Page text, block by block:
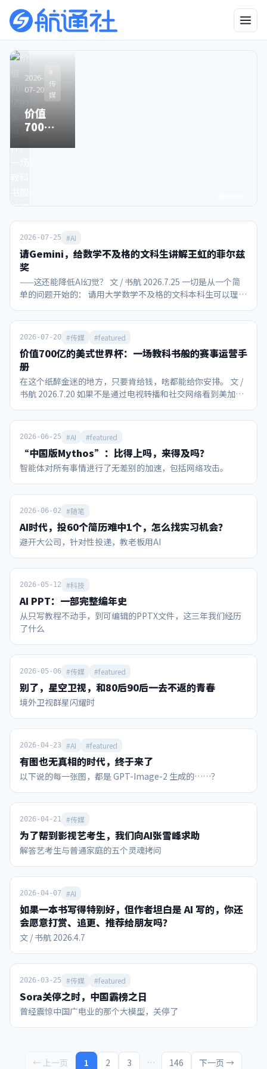
2026-
07-20
#
传
媒
价值
700亿
赛事运
营手册
2026-06-25
“中国版
Mythos”：
比得上吗，
来得及吗？
2026-
05-06
#
传
媒
别了，
星空卫
04-23 #AI
有图也
无真相
的时
代，终
2026-
03-25
#
传
媒
Sora关
停之
2026-07-25 #AI
请Gemini，给数学不及格的文科生讲解王虹的菲尔兹
奖
——这还能降低AI幻觉？ 文 / 书航 2026.7.25 一切是从一个简
单的问题开始的： 请用大学数学不及格的文科本科生可以理解
Gemini 3.1 Pro时，社长已知该模型的能力和局限： 对网页搜
索的整合能力强 有够用的上下文长度和“大海捞针”能力，尽
管不是最好的 本质上还是概率机器，不可能懂自己在说什么
最大的缺点还是会迎合说话人，且提示词难以根源破解 然后我
跟Gemini聊了一个小时，最终得出的结论居然包括：王虹教
授研究的数学问题，可能会在实际应用后提升大语言模型和图
片生成等扩散模型的防幻觉能力。 ……？？ 我开始怀疑我大
学数学不及格是因为教材和老师教的不好，而Gemini如果没
有幻觉可能是个非常好的教材，至少达到了让我看起来像是懂
了的目的。 由于我没有任何数学家人脉，因此本文可能只有发
言”，相信本文依然能作为一个参考案例，看看没有教育资源
的人，只用大众接触到的AI做教学辅助的实际效果。 声明：
作者不具备凭借自身的知识水平独立对本文说法进行事实核查
的能力。 所有对话为如实转录，包含了作者本人和AI可能的认
知错误或幻觉，不可以未经求证直接取用。 在阅读万字长文之
前，首先请看Gemini自行整理的脱水版问答： 请用文科生可
以理解的语言解释挂谷猜想和王虹的工作。 挂谷猜想探讨了一
根针在平面旋转360度，扫过面积可无限趋近于零的奇观。而
王虹教授利用“代数剪刀”证明了线段在高维空间中无法无限
重叠，守住了这个幽灵几何体的“维度骨架”。 怎么画才能让
针的身子不离开桌面，并把面积压到更小？有没有直观展示？
数学家利用类似“打三把方向让车掉头”的方法，以及将形状
切碎、重叠的滑行通道，让针在做极小转动的同时紧贴桌面完
成360度旋转。（视频） 视频里展示的是已知面积最小的挂谷
集吗？ 视频只是为了让肉眼看清通道而仅切分了有限次的“障
眼法”，真正的挂谷集是切分了无限次、内部实体面积被彻底
掏空只剩线条骨架的“幽灵海绵”。 如果无穷极限都成立，为
什么面积趋近于零还需要证明？ 因为人类的直觉在处理无限时
极易出错，必须用严密的数学逻辑去证明那些因凑齐所有方向
而产生的微小缝隙，在无限次折叠后确实能够归零且不引起维
度坍塌。...
2026-07-20 #传媒 #featured
价值700亿的美式世界杯：一场教科书般的赛事运营手
册
在这个纸醉金迷的地方，只要肯给钱，啥都能给你安排。 文 /
书航 2026.7.20 如果不是通过电视转播和社交网络看到美加墨
性赛事能引爆如此强烈的消费狂热，也难怪国际足联对主办方
美国的“配合度”如此之高。 首先不得不提的是现场观赛的球
迷热情。在决赛当天，比赛现场还笼罩着从加拿大传过来的山
火雾霾，美国多个城市是这一天全球空气质量最差的城市。即
便如此，纽约/新泽西大都会人寿体育场还是被8万个球迷填得
满满当当。观众席不乏阿尔卡拉斯、小威等网坛明星，加上特
朗普和因凡蒂诺并肩观赛。决赛前48小时，黄牛票价最低还要
9753美元，最高炒到69786美元，国际足联官方转售平台上甚
注，中场休息期间，也在世界杯历史上首次举办了“中场
秀”，麦当娜、夏奇拉、防弹少年团BTS、贾斯汀·比伯同台
参与。主办方之一的美国宁可让中场休息时间超出赛事规定，
也要模仿“超级碗”增加中场秀环节，以此创造门票和电视直
播卖点。 这届世界杯也借鉴了美国另一大全民赛事——NBA的
一个重要环节，就是售卖所谓的冠军戒指。凭借官方认证和颁
发证书。冠军戒指可以象征性地把大力神杯的金色荣耀，分享
给那些愿意掏钱购买的人。当然分享荣耀的代价不菲，7月16
日FIFA冠军戒指官宣，2026枚限量戒指中面向球迷发售的
1996枚每枚15万美元，理论上销售额约3亿美元，这种创收手
段也是历史首创。 通过梳理，我们可以发现，从赞助商政策、
门票销售、电视转播、IP衍生这几个领域评价，2026年美加墨
世界杯的商业运作能力可以说超越了此前任何一届世界杯。 国
际足联曾披露，2023-26周期收入有望突破150亿美元，较上
周期增长超70%。其中光本届世界杯，收入就高达101.84亿美
元（约合700亿人民币，相当于22冬奥会的4.6倍）。 1984年
洛杉矶奥运会的商业化拯救了奥运这场赛事；同时美国也有
NBA、MLB、NFL等赛事的成功商业化经验，这个“全民玩
咖”的大国具备一种将赛事IP价值最大化的“点石成金”的能
力。 当今国内村超、省超兴起，在全民健身的热潮中，蕴含着
中国足球未来复兴的希望。此时如何借鉴世界杯经验，充分营
销和开发国内赛事IP，是一个值得思考的命题。 赞助商：美国
110亿美元修订至130亿美元，较上周期增长超70%。决赛前
夜，因凡蒂诺向211个会员协会代表宣布，本周期收入有望突
破150亿美元。 其中，本届世界杯所在的2026财年收入预算约
89.11亿美元，而福布斯按实际表现估算的本届世界杯收入可
达101.84亿美元（含转播权39亿、票务/款待超30亿、赞助28
入为75.7亿美元。 下面首先从这里面的赞助商收入开始看。
本届世界杯有16个全球赞助席位，今年3月下旬售罄，创单届
体育赛事赞助收入纪录。赞助商可以使用世界杯名义进行产品
宣传营销，这种特许权益给国际足联带来的总收入，从俄罗斯
世界杯的16.6亿美元暴增到今年的28亿美元。 FIFA合作伙伴
ADI Predictstreet。每家合作伙伴平均4年周期约支付2亿美
元，沙特阿美、阿迪、可口可乐的签约价更高达约4亿美元。
FIFA世界杯赞助商（第二级）包括百威、美国银行、乐事、海
持者”计划，16个主办城市每个最多可签约10家本地赞助商。
2026-06-25 #AI #featured
“中国版Mythos”：比得上吗，来得及吗？
智能体对所有事情进行了无差别的加速，包括网络攻击。
2026-06-02 #随笔
AI时代，投60个简历难中1个，怎么找实习机会？
避开大公司，针对性投递，教老板用AI
2026-05-12 #科技
AI PPT：一部完整编年史
从只写教程不动手，到可编辑的PPTX文件，这三年我们经历
了什么
2026-05-06 #传媒 #featured
别了，星空卫视，和80后90后一去不返的青春
境外卫视群星闪耀时
2026-04-23 #AI #featured
有图也无真相的时代，终于来了
以下说的每一张图，都是 GPT-Image-2 生成的……？
2026-04-21 #传媒
为了帮到影视艺考生，我们向AI张雪峰求助
解答艺考生与普通家庭的五个灵魂拷问
2026-04-07 #AI
如果一本书写得特别好，但作者坦白是 AI 写的，你还
会愿意打赏、追更、推荐给朋友吗？
文 / 书航 2026.4.7
2026-03-25 #传媒 #featured
Sora关停之时，中国霸榜之日
曾经震惊中国广电业的那个大模型，关停了
← 上一页 1 2 3 … 146 下一页 →